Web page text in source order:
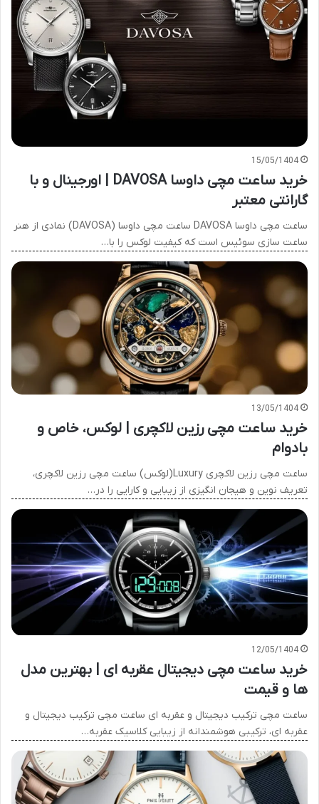
15/05/1404
خرید ساعت مچی داوسا DAVOSA | اورجینال و با
گارانتی معتبر
ساعت مچی داوسا DAVOSA ساعت مچی داوسا (DAVOSA) نمادی از هنر
ساعت سازی سوئیس است که کیفیت لوکس را با…
13/05/1404
خرید ساعت مچی رزین لاکچری | لوکس، خاص و
بادوام
ساعت مچی رزین لاکچری Luxury(لوکس) ساعت مچی رزین لاکچری،
تعریف نوین و هیجان انگیزی از زیبایی و کارایی را در…
12/05/1404
خرید ساعت مچی دیجیتال عقربه ای | بهترین مدل
ها و قیمت
ساعت مچی ترکیب دیجیتال و عقربه ای ساعت مچی ترکیب دیجیتال و
عقربه ای، ترکیبی هوشمندانه از زیبایی کلاسیک عقربه…